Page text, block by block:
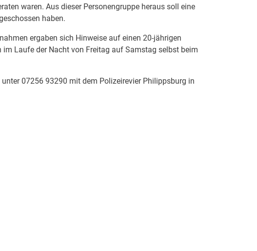
waren. Aus dieser Personengruppe heraus soll eine
haben.
ergaben sich Hinweise auf einen 20-jährigen
Laufe der Nacht von Freitag auf Samstag selbst beim
07256 93290 mit dem Polizeirevier Philippsburg in